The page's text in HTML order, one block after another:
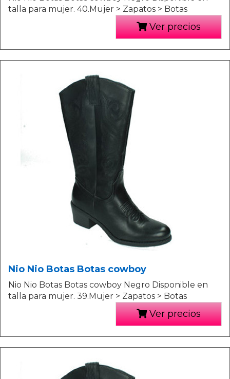
talla para mujer. 40.Mujer > Zapatos > Botas
Ver precios
Nio Nio Botas Botas cowboy
Nio Nio Botas Botas cowboy Negro Disponible en
talla para mujer. 39.Mujer > Zapatos > Botas
Ver precios